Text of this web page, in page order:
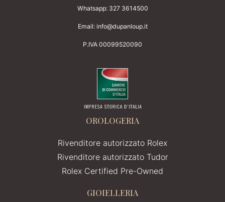
Whatsapp: 327 3614500
Email: info@dupanloup.it
P.IVA 00099520090
OROLOGERIA
Rivenditore autorizzato Rolex
Rivenditore autorizzato Tudor
Rolex Certified Pre-Owned
GIOIELLERIA